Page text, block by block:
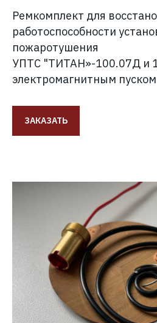
Ремкомплект для
работоспособности
пожаротушения
УПТС "ТИТАН»-100.07Д и
электромагнитным пуском
ЗАКАЗАТЬ